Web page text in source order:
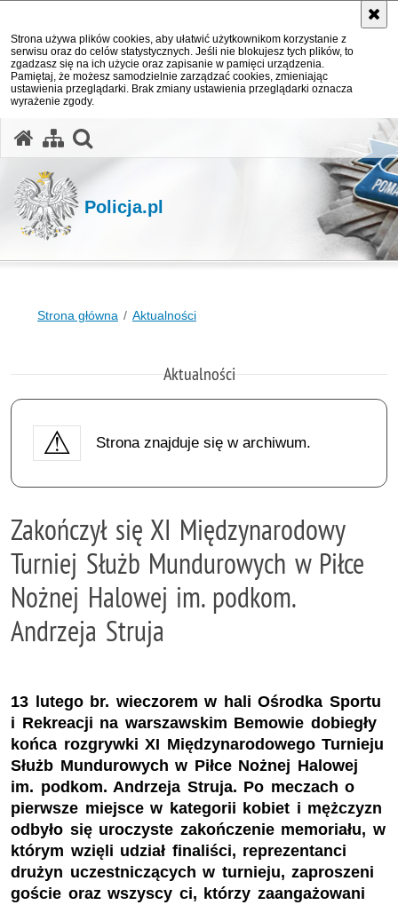
Strona używa plików cookies, aby ułatwić użytkownikom korzystanie z
serwisu oraz do celów statystycznych. Jeśli nie blokujesz tych plików, to
zgadzasz się na ich użycie oraz zapisanie w pamięci urządzenia.
Pamiętaj, że możesz samodzielnie zarządzać cookies, zmieniając
ustawienia przeglądarki. Brak zmiany ustawienia przeglądarki oznacza
wyrażenie zgody.
Policja.pl
Strona główna Aktualności
Aktualności
Strona znajduje się w archiwum.
Zakończył się XI Międzynarodowy
Turniej Służb Mundurowych w Piłce
Nożnej Halowej im. podkom.
Andrzeja Struja
13 lutego br. wieczorem w hali Ośrodka Sportu
i Rekreacji na warszawskim Bemowie dobiegły
końca rozgrywki XI Międzynarodowego Turnieju
Służb Mundurowych w Piłce Nożnej Halowej
im. podkom. Andrzeja Struja. Po meczach o
pierwsze miejsce w kategorii kobiet i mężczyzn
odbyło się uroczyste zakończenie memoriału, w
którym wzięli udział finaliści, reprezentanci
drużyn uczestniczących w turnieju, zaproszeni
goście oraz wszyscy ci, którzy zaangażowani